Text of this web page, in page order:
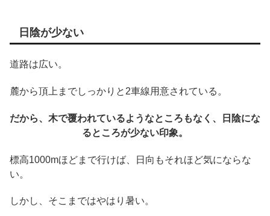
日陰が少ない
道路は広い。
麓から頂上までしっかりと2車線用意されている。
だから、木で覆われているようなところもなく、日陰にな
るところが少ない印象。
標高1000mほどまで行けば、日向もそれほど気にならな
い。
しかし、そこまではやはり暑い。